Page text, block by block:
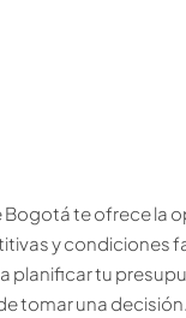
Bogotá te ofrece la
y condiciones
planificar tu
tomar una decisión.